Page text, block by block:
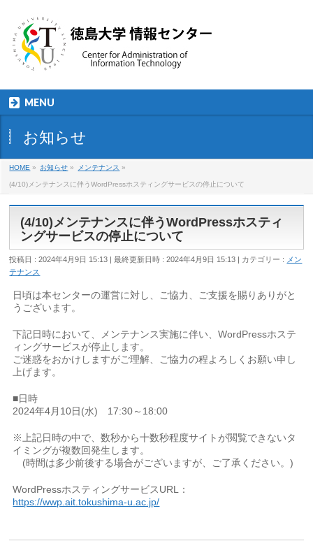
MENU
お知らせ
HOME » お知らせ » メンテナンス »
(4/10)メンテナンスに伴うWordPressホスティングサービスの停止について
(4/10)メンテナンスに伴うWordPressホスティ
ングサービスの停止について
投稿日 : 2024年4月9日 15:13 最終更新日時 : 2024年4月9日 15:13 カテゴリー : メン
テナンス
日頃は本センターの運営に対し、ご協力、ご支援を賜りありがと
うございます。
下記日時において、メンテナンス実施に伴い、WordPressホステ
ィングサービスが停止します。
ご迷惑をおかけしますがご理解、ご協力の程よろしくお願い申し
上げます。
■日時
2024年4月10日(水) 17:30～18:00
※上記日時の中で、数秒から十数秒程度サイトが閲覧できないタ
イミングが複数回発生します。
(時間は多少前後する場合がございますが、ご了承ください。)
WordPressホスティングサービスURL：
https://wwp.ait.tokushima-u.ac.jp/